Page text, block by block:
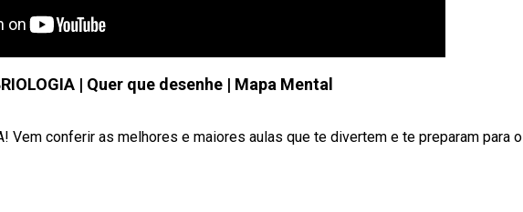
| Quer que desenhe | Mapa Mental
Vem conferir as melhores e maiores aulas que te divertem e te preparam para o